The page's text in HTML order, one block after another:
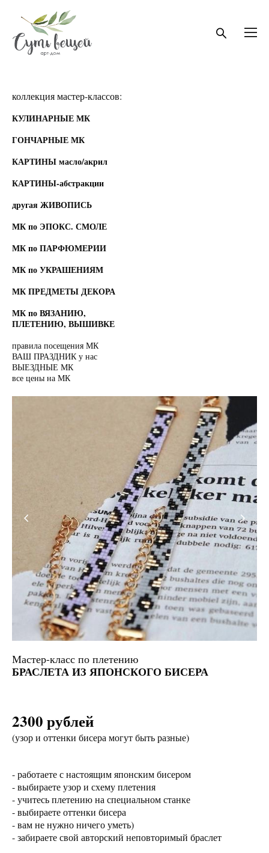
коллекция мастер-классов:
КУЛИНАРНЫЕ МК
ГОНЧАРНЫЕ МК
КАРТИНЫ масло/акрил
КАРТИНЫ-абстракции
другая ЖИВОПИСЬ
МК по ЭПОКС. СМОЛЕ
МК по ПАРФЮМЕРИИ
МК по УКРАШЕНИЯМ
МК ПРЕДМЕТЫ ДЕКОРА
МК по ВЯЗАНИЮ,
ПЛЕТЕНИЮ, ВЫШИВКЕ
правила посещения МК
ВАШ ПРАЗДНИК у нас
ВЫЕЗДНЫЕ МК
все цены на МК
Мастер-класс по плетению
БРАСЛЕТА ИЗ ЯПОНСКОГО БИСЕРА
2300 рублей
(узор и оттенки бисера могут быть разные)
- работаете с настоящим японским бисером
- выбираете узор и схему плетения
- учитесь плетению на специальном станке
- выбираете оттенки бисера
- вам не нужно ничего уметь)
- забираете свой авторский неповторимый браслет